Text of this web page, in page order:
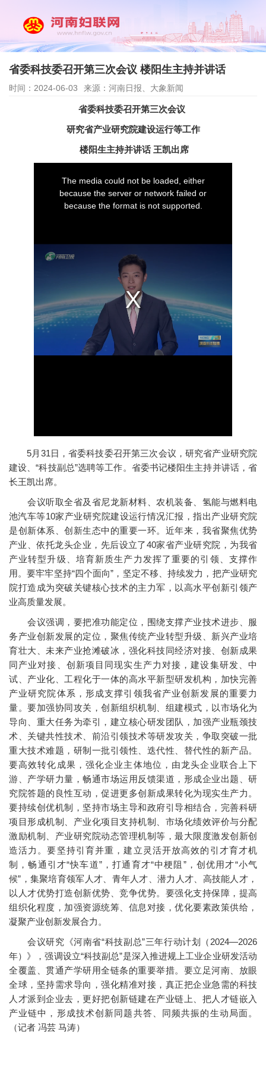
省委科技委召开第三次会议 楼阳生主持并讲话
时间：2024-06-03 来源：河南日报、大象新闻
省委科技委召开第三次会议
研究省产业研究院建设运行等工作
楼阳生主持并讲话 王凯出席
5月31日，省委科技委召开第三次会议，研究省产业研究院
建设、“科技副总”选聘等工作。省委书记楼阳生主持并讲话，省
长王凯出席。
会议听取全省及省尼龙新材料、农机装备、氢能与燃料电
池汽车等10家产业研究院建设运行情况汇报，指出产业研究院
是创新体系、创新生态中的重要一环。近年来，我省聚焦优势
产业、依托龙头企业，先后设立了40家省产业研究院，为我省
产业转型升级、培育新质生产力发挥了重要的引领、支撑作
用。要牢牢坚持“四个面向”，坚定不移、持续发力，把产业研究
院打造成为突破关键核心技术的主力军，以高水平创新引领产
业高质量发展。
会议强调，要把准功能定位，围绕支撑产业技术进步、服
务产业创新发展的定位，聚焦传统产业转型升级、新兴产业培
育壮大、未来产业抢滩破冰，强化科技同经济对接、创新成果
同产业对接、创新项目同现实生产力对接，建设集研发、中
试、产业化、工程化于一体的高水平新型研发机构，加快完善
产业研究院体系，形成支撑引领我省产业创新发展的重要力
量。要加强协同攻关，创新组织机制、组建模式，以市场化为
导向、重大任务为牵引，建立核心研发团队，加强产业瓶颈技
术、关键共性技术、前沿引领技术等研发攻关，争取突破一批
重大技术难题，研制一批引领性、迭代性、替代性的新产品。
要高效转化成果，强化企业主体地位，由龙头企业联合上下
游、产学研力量，畅通市场运用反馈渠道，形成企业出题、研
究院答题的良性互动，促进更多创新成果转化为现实生产力。
要持续创优机制，坚持市场主导和政府引导相结合，完善科研
项目形成机制、产业化项目支持机制、市场化绩效评价与分配
激励机制、产业研究院动态管理机制等，最大限度激发创新创
造活力。要坚持引育并重，建立灵活开放高效的引才育才机
制，畅通引才“快车道”，打通育才“中梗阻”，创优用才“小气
候”，集聚培育领军人才、青年人才、潜力人才、高技能人才，
以人才优势打造创新优势、竞争优势。要强化支持保障，提高
组织化程度，加强资源统筹、信息对接，优化要素政策供给，
凝聚产业创新发展合力。
会议研究《河南省“科技副总”三年行动计划（2024—2026
年）》，强调设立“科技副总”是深入推进规上工业企业研发活动
全覆盖、贯通产学研用全链条的重要举措。要立足河南、放眼
全球，坚持需求导向，强化精准对接，真正把企业急需的科技
人才派到企业去，更好把创新链建在产业链上、把人才链嵌入
产业链中，形成技术创新同题共答、同频共振的生动局面。
（记者 冯芸 马涛）